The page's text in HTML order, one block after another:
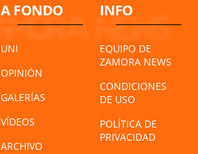
A FONDO
UNI
OPINIÓN
GALERÍAS
VÍDEOS
ARCHIVO
INFO
EQUIPO DE
ZAMORA NEWS
CONDICIONES
DE USO
POLÍTICA DE
PRIVACIDAD